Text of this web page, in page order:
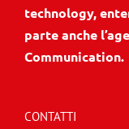
technology,
parte anche
Communication.
CONTATTI